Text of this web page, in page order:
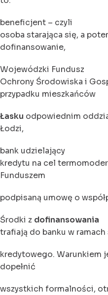
beneficjent – czyli
osoba starająca się, a
dofinansowanie,
Wojewódzki Fundusz
Ochrony Środowiska i
przypadku mieszkańców
Łasku odpowiednim
Łodzi,
bank udzielający
kredytu na cel
Funduszem
podpisaną umowę o
Środki z dofinansowania
trafiają do banku w
kredytowego. Warunkiem
dopełnić
wszystkich formalności,